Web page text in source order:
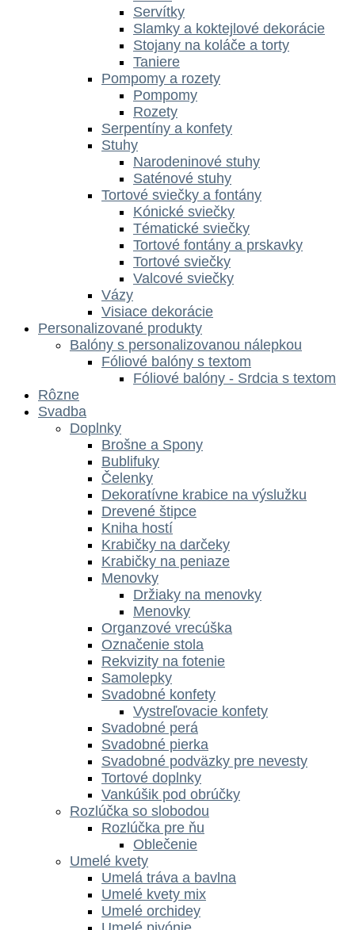
Servítky
Slamky a koktejlové dekorácie
Stojany na koláče a torty
Taniere
Pompomy a rozety
Pompomy
Rozety
Serpentíny a konfety
Stuhy
Narodeninové stuhy
Saténové stuhy
Tortové sviečky a fontány
Kónické sviečky
Tématické sviečky
Tortové fontány a prskavky
Tortové sviečky
Valcové sviečky
Vázy
Visiace dekorácie
Personalizované produkty
Balóny s personalizovanou nálepkou
Fóliové balóny s textom
Fóliové balóny - Srdcia s textom
Rôzne
Svadba
Doplnky
Brošne a Spony
Bublifuky
Čelenky
Dekoratívne krabice na výslužku
Drevené štipce
Kniha hostí
Krabičky na darčeky
Krabičky na peniaze
Menovky
Držiaky na menovky
Menovky
Organzové vrecúška
Označenie stola
Rekvizity na fotenie
Samolepky
Svadobné konfety
Vystreľovacie konfety
Svadobné perá
Svadobné pierka
Svadobné podväzky pre nevesty
Tortové doplnky
Vankúšik pod obrúčky
Rozlúčka so slobodou
Rozlúčka pre ňu
Oblečenie
Umelé kvety
Umelá tráva a bavlna
Umelé kvety mix
Umelé orchidey